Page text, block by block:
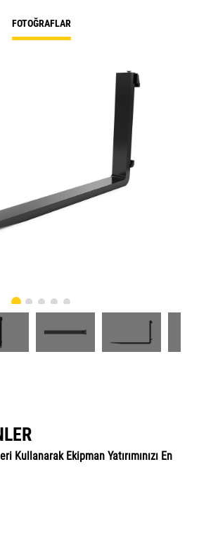
FOTOĞRAFLAR
Kullanarak Ekipman Yatırımınızı En